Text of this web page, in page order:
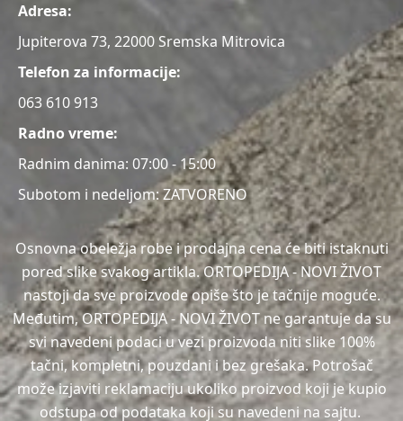
Adresa:
Jupiterova 73, 22000 Sremska Mitrovica
Telefon za informacije:
063 610 913
Radno vreme:
Radnim danima: 07:00 - 15:00
Subotom i nedeljom: ZATVORENO
Osnovna obeležja robe i prodajna cena će biti istaknuti
pored slike svakog artikla. ORTOPEDIJA - NOVI ŽIVOT
nastoji da sve proizvode opiše što je tačnije moguće.
Međutim, ORTOPEDIJA - NOVI ŽIVOT ne garantuje da su
svi navedeni podaci u vezi proizvoda niti slike 100%
tačni, kompletni, pouzdani i bez grešaka. Potrošač
može izjaviti reklamaciju ukoliko proizvod koji je kupio
odstupa od podataka koji su navedeni na sajtu.